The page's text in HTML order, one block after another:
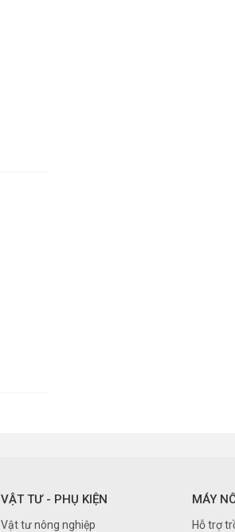
VẬT TƯ - PHỤ KIỆN
Vật tư nông nghiệp
MÁY
Hỗ trợ